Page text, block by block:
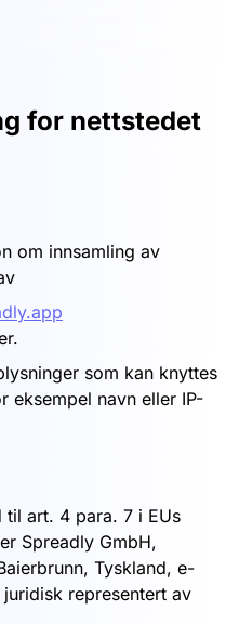
for nettstedet
om innsamling av
som kan knyttes
eksempel navn eller IP-
til art. 4 para. 7 i EUs
Spreadly GmbH,
Tyskland, e-
juridisk representert av